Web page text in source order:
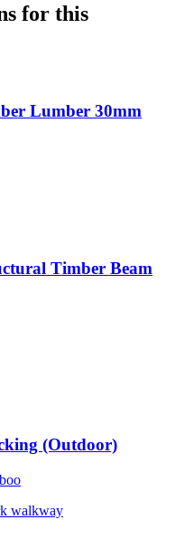
for this
Lumber 30mm
Timber Beam
(Outdoor)
walkway